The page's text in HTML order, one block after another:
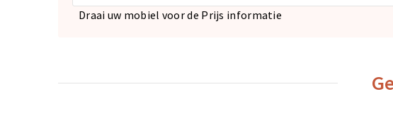
Draai uw mobiel voor de Prijs informatie